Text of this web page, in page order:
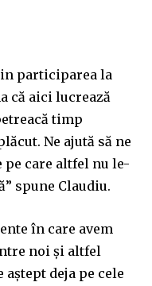
participarea la
că aici lucrează
timp
Ne ajută să ne
care altfel nu le-
spune Claudiu.
în care avem
noi şi altfel
deja pe cele